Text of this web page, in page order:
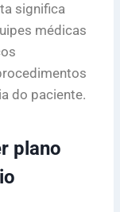
significa
médicas
do paciente.
plano